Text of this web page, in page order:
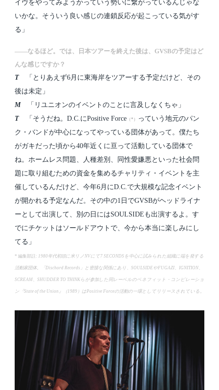
イヴをやってみようかっていう勢いに繋がっているんじゃな
いかな。そういう良い感じの連鎖反応が起こっている気がす
る」
――なるほど。では、日本ツアーを終えた後は、GVSBの予定はど
んな感じですか？
T 「とりあえず6月に東海岸をツアーする予定だけど、その
後は未定」
M「リユニオンのイベントのことに言及しなくちゃ」
T 「そうだね。D.C.にPositive Force （*）
っていう地元のパン
ク・バンドが中心になってやっている団体があって。僕たち
がガキだった頃から40年近くに亘って活動している団体で
ね。ホームレス問題、人種差別、同性愛嫌悪といった社会問
題に取り組むための資金を集めるチャリティ・イベントを主
催しているんだけど、今年6月にD.C.で大規模な記念イベント
が開かれる予定なんだ。その中の1日でGVSBがヘッドライナ
ーとして出演して、別の日にはSOULSIDEも出演するよ。す
でにチケットはソールドアウトで、今から本当に楽しみにし
てる」
* 編集部註: 1980年代初頭に米リノNVにて7 SECONDSを中心に試みられた組織に端を発する
活動家団体。「Dischord Records」と密接な関係にあり、SOULSIDEやFUGAZI、IGNITION、
SCREAM、SHUDDER TO THINKらが参加した同レーベルのベネフィット・コンピレーショ
ン『State of the Union』（1989）はPositive Forceの活動の一環としてリリースされている。